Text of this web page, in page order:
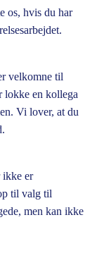
os, hvis du har
velkomne til
lokke en kollega
Vi lover, at du
ikke er
til valg til
men kan ikke